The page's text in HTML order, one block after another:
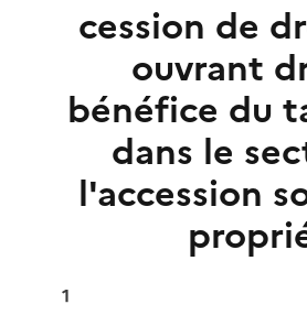
cession de
ouvrant
bénéfice du
dans le
l'accession
1